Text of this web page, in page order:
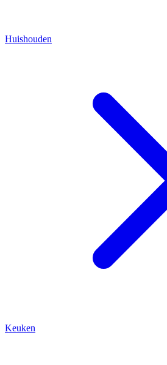
Huishouden
Keuken